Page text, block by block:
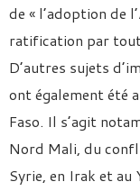
de « l’adoption de
ratification par
D’autres sujets
ont également été
Faso. Il s’agit
Nord Mali, du
Syrie, en Irak et au